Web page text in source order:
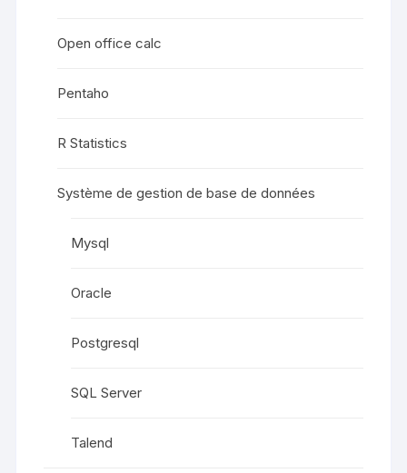
Open office calc
Pentaho
R Statistics
Système de gestion de base de données
Mysql
Oracle
Postgresql
SQL Server
Talend